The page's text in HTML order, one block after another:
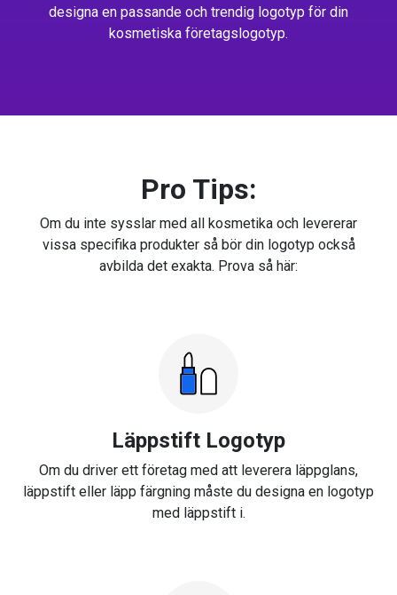
designa en passande och trendig logotyp för din
kosmetiska företagslogotyp.
Pro Tips:
Om du inte sysslar med all kosmetika och levererar
vissa specifika produkter så bör din logotyp också
avbilda det exakta. Prova så här:
Läppstift Logotyp
Om du driver ett företag med att leverera läppglans,
läppstift eller läpp färgning måste du designa en logotyp
med läppstift i.